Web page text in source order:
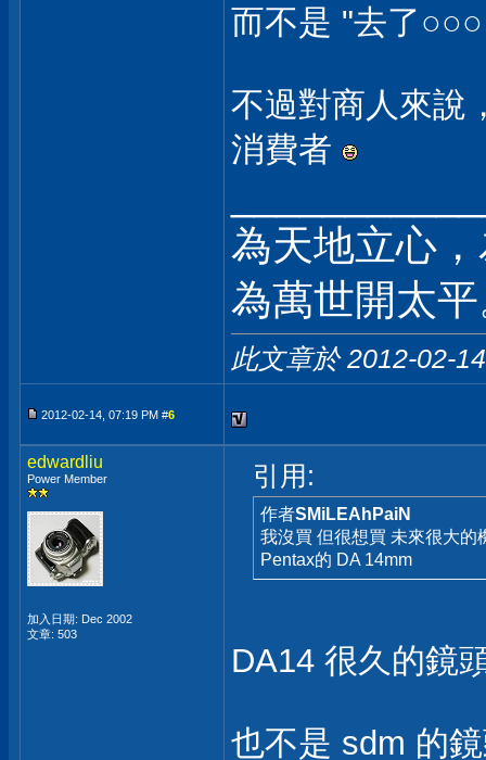
而不是 "去了
不過對商人來說
消費者
為天地立心
為萬世開太
此文章於 2012-02-
2012-02-14, 07:19 PM #6
edwardliu
Power Member
加入日期: Dec 2002
文章: 503
引用:
作者SMiLEAhPaiN
我沒買 但很想買 未來很大的
Pentax的 DA 14mm
DA14 很久的鏡
也不是 sdm 的